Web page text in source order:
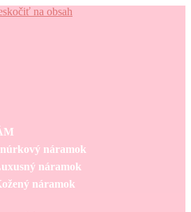
na obsah
náramok
náramok
náramok